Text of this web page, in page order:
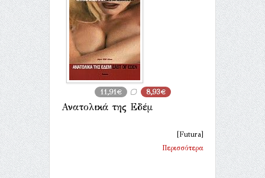
11,91€ 8,93€
Ανατολικά της Εδέμ
[Futura]
Περισσότερα